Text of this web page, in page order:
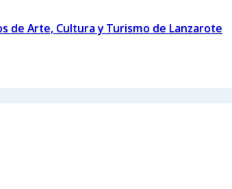
de Arte, Cultura y Turismo de Lanzarote